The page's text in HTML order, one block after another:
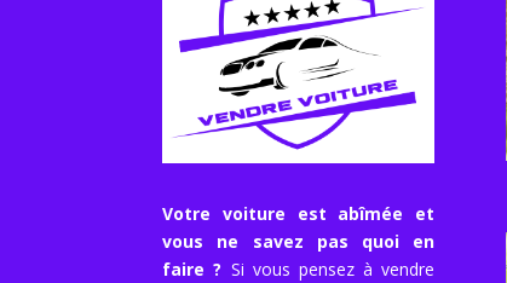
Votre voiture est abîmée et
vous ne savez pas quoi en
faire ? Si vous pensez à vendre